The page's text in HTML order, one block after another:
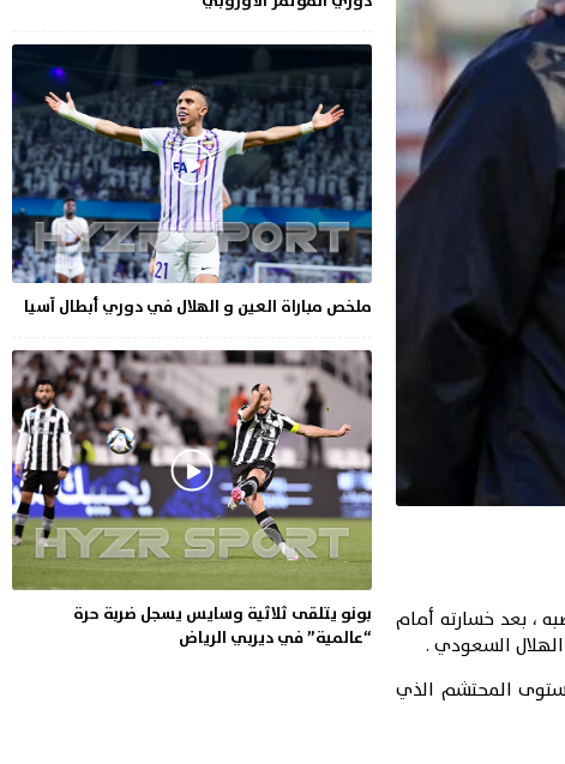
، بعد خسارته أمام
المحتشم الذي
ملخص مباراة العين و الهلال في دوري أبطال آسيا
بونو يتلقى ثلاثية وسايس يسجل ضربة حرة
“عالمية” في ديربي الرياض